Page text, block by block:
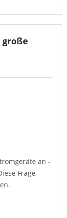
große
an -
Frage